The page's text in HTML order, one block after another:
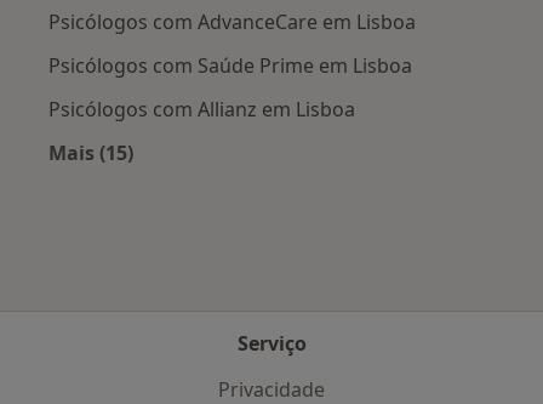
Psicólogos com AdvanceCare em Lisboa
Psicólogos com Saúde Prime em Lisboa
Psicólogos com Allianz em Lisboa
Mais (15)
Serviço
Privacidade